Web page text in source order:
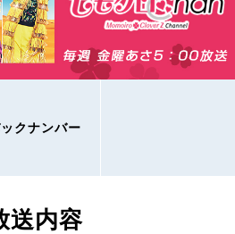
クナンバー
送内容